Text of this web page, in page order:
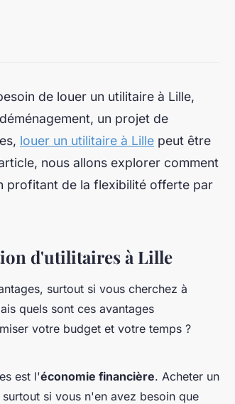
de louer un utilitaire à Lille,
un projet de
louer un utilitaire à Lille peut être
nous allons explorer comment
profitant de la flexibilité offerte par
d'utilitaires à Lille
surtout si vous cherchez à
quels sont ces avantages
votre budget et votre temps ?
est l'économie financière. Acheter un
si vous n'en avez besoin que